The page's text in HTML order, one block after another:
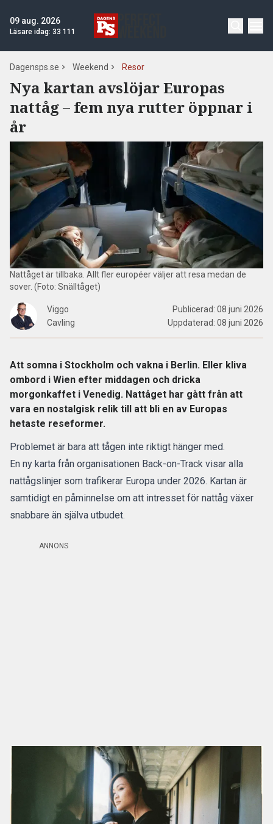
09 aug. 2026
Läsare idag: 33 111
Dagensps.se Weekend Resor
Nya kartan avslöjar Europas
nattåg – fem nya rutter öppnar i
år
Nattåget är tillbaka. Allt fler européer väljer att resa medan de
sover. (Foto: Snälltåget)
Viggo
Cavling
Publicerad: 08 juni 2026
Uppdaterad: 08 juni 2026
Att somna i Stockholm och vakna i Berlin. Eller kliva
ombord i Wien efter middagen och dricka
morgonkaffet i Venedig. Nattåget har gått från att
vara en nostalgisk relik till att bli en av Europas
hetaste reseformer.
Problemet är bara att tågen inte riktigt hänger med.
En ny karta från organisationen Back-on-Track visar alla
nattågslinjer som trafikerar Europa under 2026. Kartan är
samtidigt en påminnelse om att intresset för nattåg växer
snabbare än själva utbudet.
ANNONS